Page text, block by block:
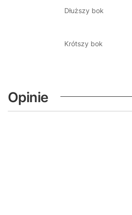
Dłuższy bok
Krótszy bok
Opinie